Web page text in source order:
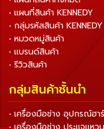
• แผนที่สินค้า KENNEDY
• กลุ่มรหัสสินค้า KENNEDY
• หมวดหมู่สินค้า
• แบรนด์สินค้า
• รีวิวสินค้า
กลุ่มสินค้าชั้นนำ
• เครื่องมือช่าง อุปกรณ์ฮา